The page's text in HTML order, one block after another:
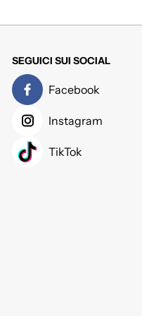
SEGUICI SUI SOCIAL
Facebook
Instagram
TikTok